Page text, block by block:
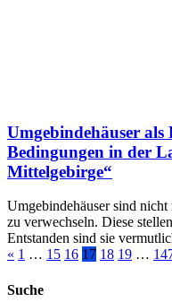
Umgebindehäuser
Bedingungen in der
Mittelgebirge“
Umgebindehäuser sind
zu verwechseln. Diese
Entstanden sind sie
« 1 … 15 16 17 18 19 …
Suche